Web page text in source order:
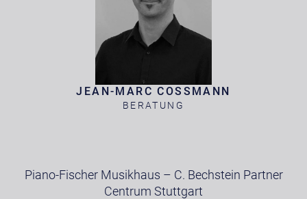
JEAN-MARC COSSMANN
BERATUNG
Piano-Fischer Musikhaus – C. Bechstein Partner
Centrum Stuttgart